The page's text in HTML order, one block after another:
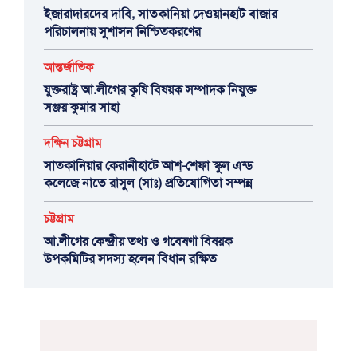
ইজারাদারদের দাবি, সাতকানিয়া দেওয়ানহাট বাজার
পরিচালনায় সুশাসন নিশ্চিতকরণের
আন্তর্জাতিক
যুক্তরাষ্ট্র আ.লীগের কৃষি বিষয়ক সম্পাদক নিযুক্ত
সঞ্জয় কুমার সাহা
দক্ষিন চট্টগ্রাম
সাতকানিয়ার কেরানীহাটে আশ্-শেফা স্কুল এন্ড
কলেজে নাতে রাসুল (সাঃ) প্রতিযোগিতা সম্পন্ন
চট্টগ্রাম
আ.লীগের কেন্দ্রীয় তথ্য ও গবেষণা বিষয়ক
উপকমিটির সদস্য হলেন বিধান রক্ষিত